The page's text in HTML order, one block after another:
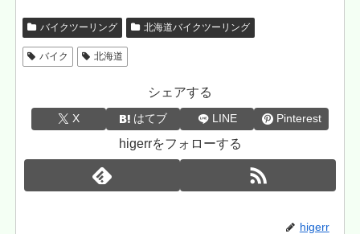
バイクツーリング 北海道バイクツーリング
バイク 北海道
シェアする
X はてブ LINE Pinterest
higerrをフォローする
higerr